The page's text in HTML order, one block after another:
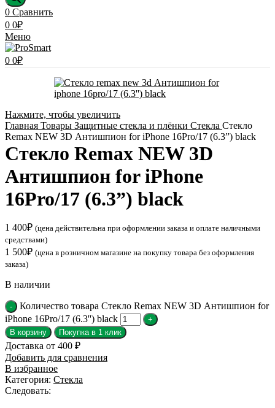
0 Сравнить
0 0₽
Меню
0 0₽
Нажмите, чтобы увеличить
Главная Товары Защитные стекла и плёнки Стекла Стекло
Remax NEW 3D Антишпион for iPhone 16Pro/17 (6.3”) black
Стекло Remax NEW 3D
Антишпион for iPhone
16Pro/17 (6.3”) black
1 400₽ (цена действительна при оформлении заказа и оплате наличными
средствами)
1 500₽ (цена в розничном магазине на покупку товара без оформления
заказа)
В наличии
Количество товара Стекло Remax NEW 3D Антишпион for
iPhone 16Pro/17 (6.3'') black
В корзину Покупка в 1 клик
Доставка от 400 ₽
Добавить для сравнения
В избранное
Категория: Стекла
Следовать: